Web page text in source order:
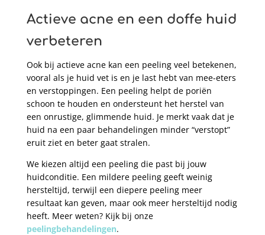
Actieve acne en een doffe huid
verbeteren
Ook bij actieve acne kan een peeling veel betekenen,
vooral als je huid vet is en je last hebt van mee-eters
en verstoppingen. Een peeling helpt de poriën
schoon te houden en ondersteunt het herstel van
een onrustige, glimmende huid. Je merkt vaak dat je
huid na een paar behandelingen minder “verstopt”
eruit ziet en beter gaat stralen.
We kiezen altijd een peeling die past bij jouw
huidconditie. Een mildere peeling geeft weinig
hersteltijd, terwijl een diepere peeling meer
resultaat kan geven, maar ook meer hersteltijd nodig
heeft. Meer weten? Kijk bij onze
peelingbehandelingen.